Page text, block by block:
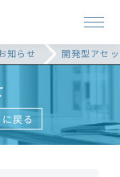
知らせ 開発型アセ
戻る